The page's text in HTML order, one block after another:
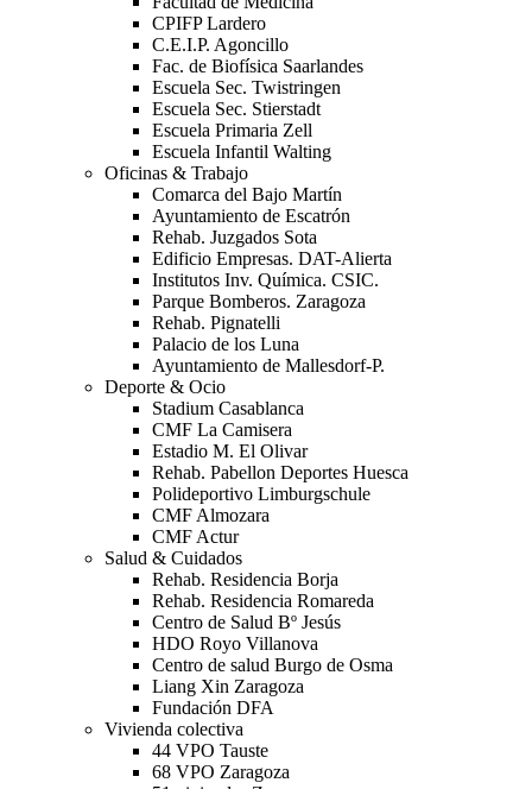
CPIFP Lardero
C.E.I.P. Agoncillo
Fac. de Biofísica Saarlandes
Escuela Sec. Twistringen
Escuela Sec. Stierstadt
Escuela Primaria Zell
Escuela Infantil Walting
Oficinas & Trabajo
Comarca del Bajo Martín
Ayuntamiento de Escatrón
Rehab. Juzgados Sota
Edificio Empresas. DAT-Alierta
Institutos Inv. Química. CSIC.
Parque Bomberos. Zaragoza
Rehab. Pignatelli
Palacio de los Luna
Ayuntamiento de Mallesdorf-P.
Deporte & Ocio
Stadium Casablanca
CMF La Camisera
Estadio M. El Olivar
Rehab. Pabellon Deportes Huesca
Polideportivo Limburgschule
CMF Almozara
CMF Actur
Salud & Cuidados
Rehab. Residencia Borja
Rehab. Residencia Romareda
Centro de Salud Bº Jesús
HDO Royo Villanova
Centro de salud Burgo de Osma
Liang Xin Zaragoza
Fundación DFA
Vivienda colectiva
44 VPO Tauste
68 VPO Zaragoza